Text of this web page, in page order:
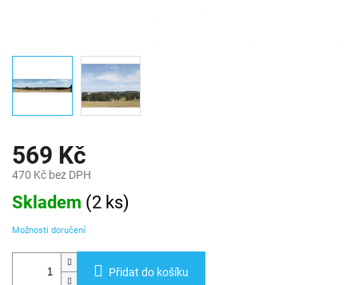
569 Kč
470 Kč bez DPH
Měrná
cena:
Skladem (2 ks)
Možnosti doručení
Přidat do košíku